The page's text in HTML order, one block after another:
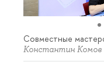
Совместные
Константин Комов